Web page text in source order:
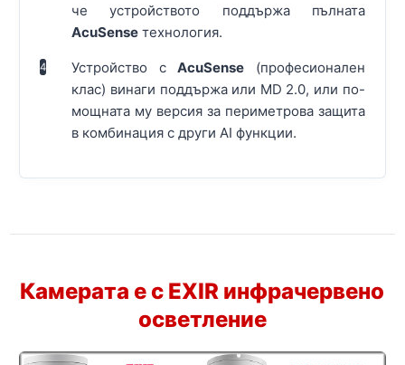
че устройството поддържа пълната
AcuSense технология.
4 Устройство сAcuSense (професионален
клас) винаги поддържа или MD 2.0, или по-
мощната му версия за периметрова защита
в комбинация с други AI функции.
Камерата е с EXIR инфрачервено
осветление